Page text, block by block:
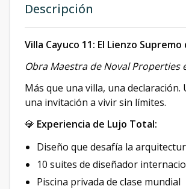
Descripción
Villa Cayuco 11: El Lienzo
Obra Maestra de Noval Properties
Más que una villa, una
una invitación a vivir sin límites.
💎 Experiencia de Lujo Total:
Diseño que desafía la
10 suites de diseñador
Piscina privada de clase mundial